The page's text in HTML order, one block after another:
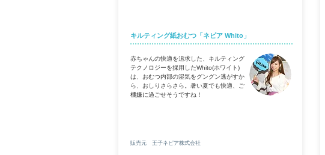
キルティング紙おむつ「ネピア Whito」
赤ちゃんの快適を追求した、キルティング
テクノロジーを採用したWhito(ホワイト)
は、おむつ内部の湿気をグングン逃がすか
ら、おしりさらさら。暑い夏でも快適、ご
機嫌に過ごせそうですね！
販売元 王子ネピア株式会社